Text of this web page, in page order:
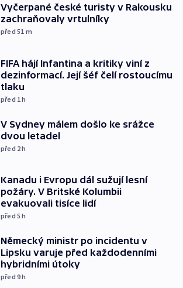
Vyčerpané české turisty v Rakousku
zachraňovaly vrtulníky
před 51 m
FIFA hájí Infantina a kritiky viní z
dezinformací. Její šéf čelí rostoucímu
tlaku
před 1h
V Sydney málem došlo ke srážce
dvou letadel
před 2h
Kanadu i Evropu dál sužují lesní
požáry. V Britské Kolumbii
evakuovali tisíce lidí
před 5h
Německý ministr po incidentu v
Lipsku varuje před každodenními
hybridními útoky
před 9h